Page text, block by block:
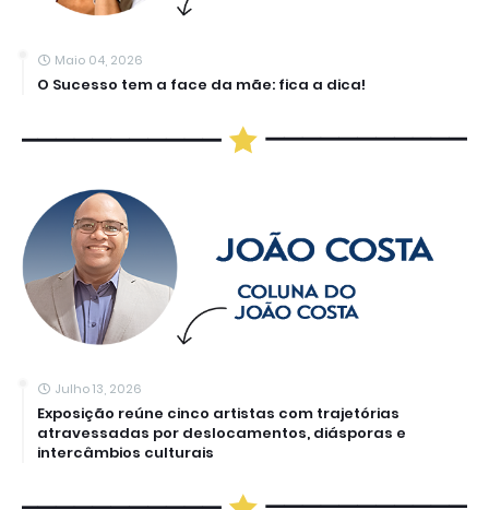
Maio 04, 2026
O Sucesso tem a face da mãe: fica a dica!
Julho 13, 2026
Exposição reúne cinco artistas com trajetórias
atravessadas por deslocamentos, diásporas e
intercâmbios culturais